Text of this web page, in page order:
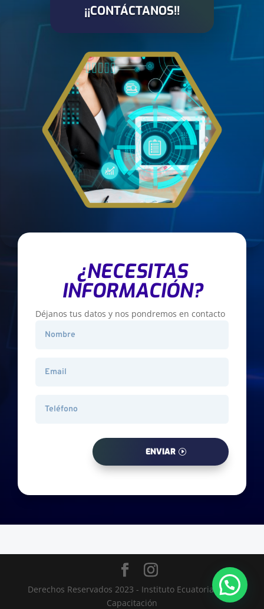
¡¡CONTÁCTANOS!!
¿NECESITAS
INFORMACIÓN?
Déjanos tus datos y nos pondremos en contacto
ENVIAR
Derechos Reservados 2023 - Instituto Ecuatoriano de
Capacitación